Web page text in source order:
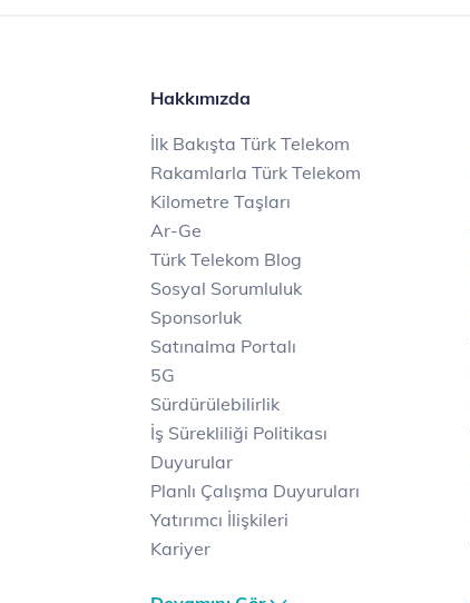
Hakkımızda
İlk Bakışta Türk Telekom
Rakamlarla Türk Telekom
Kilometre Taşları
Ar-Ge
Türk Telekom Blog
Sosyal Sorumluluk
Sponsorluk
Satınalma Portalı
5G
Sürdürülebilirlik
İş Sürekliliği Politikası
Duyurular
Planlı Çalışma Duyuruları
Yatırımcı İlişkileri
Kariyer